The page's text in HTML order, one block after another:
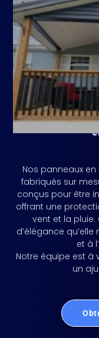
Vous cherchez
Nos panneaux
fabriqués sur
conçus pour être
offrant une
vent et la
d’élégance
et à
Notre équipe est
un